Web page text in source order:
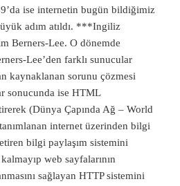
ise internetin bugün bildiğimiz
adım atıldı. ***Ingiliz
Berners-Lee. O dönemde
Lee’den farklı sunucular
kaynaklanan sorunu çözmesi
sonucunda ise HTML
(Dünya Çapında Ağ – World
internet üzerinden bilgi
bilgi paylaşım sistemini
web sayfalarının
sağlayan HTTP sistemini